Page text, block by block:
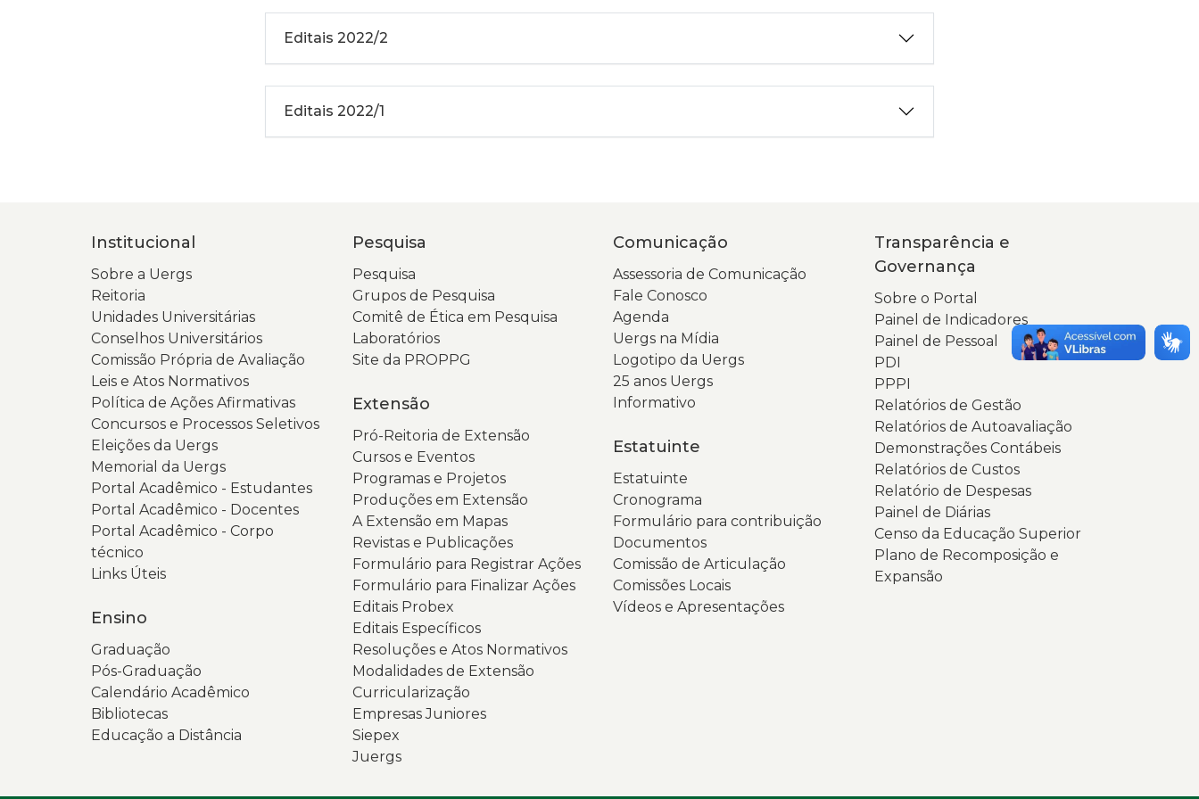
Editais 2022/2
Editais 2022/1
Institucional
Sobre a Uergs
Reitoria
Unidades Universitárias
Conselhos Universitários
Comissão Própria de Avaliação
Leis e Atos Normativos
Política de Ações Afirmativas
Concursos e Processos Seletivos
Eleições da Uergs
Memorial da Uergs
Portal Acadêmico - Estudantes
Portal Acadêmico - Docentes
Portal Acadêmico - Corpo
técnico
Links Úteis
Ensino
Graduação
Pós-Graduação
Calendário Acadêmico
Bibliotecas
Educação a Distância
Pesquisa
Pesquisa
Grupos de Pesquisa
Comitê de Ética em Pesquisa
Laboratórios
Site da PROPPG
Extensão
Pró-Reitoria de Extensão
Cursos e Eventos
Programas e Projetos
Produções em Extensão
A Extensão em Mapas
Revistas e Publicações
Formulário para Registrar Ações
Formulário para Finalizar Ações
Editais Probex
Editais Específicos
Resoluções e Atos Normativos
Modalidades de Extensão
Curricularização
Empresas Juniores
Siepex
Juergs
Comunicação
Assessoria de Comunicação
Fale Conosco
Agenda
Uergs na Mídia
Logotipo da Uergs
25 anos Uergs
Informativo
Estatuinte
Estatuinte
Cronograma
Formulário para contribuição
Documentos
Comissão de Articulação
Comissões Locais
Vídeos e Apresentações
Transparência e
Governança
Sobre o Portal
Painel de Indicadores
Painel de Pessoal
PDI
PPPI
Relatórios de Gestão
Relatórios de Autoavaliação
Demonstrações Contábeis
Relatórios de Custos
Relatório de Despesas
Painel de Diárias
Censo da Educação Superior
Plano de Recomposição e
Expansão